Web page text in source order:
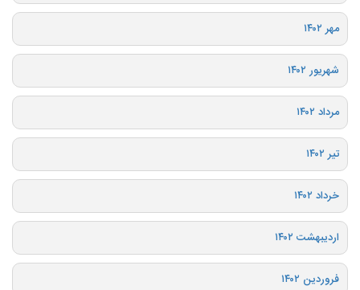
مهر ۱۴۰۲
شهریور ۱۴۰۲
مرداد ۱۴۰۲
تیر ۱۴۰۲
خرداد ۱۴۰۲
اردیبهشت ۱۴۰۲
فروردین ۱۴۰۲